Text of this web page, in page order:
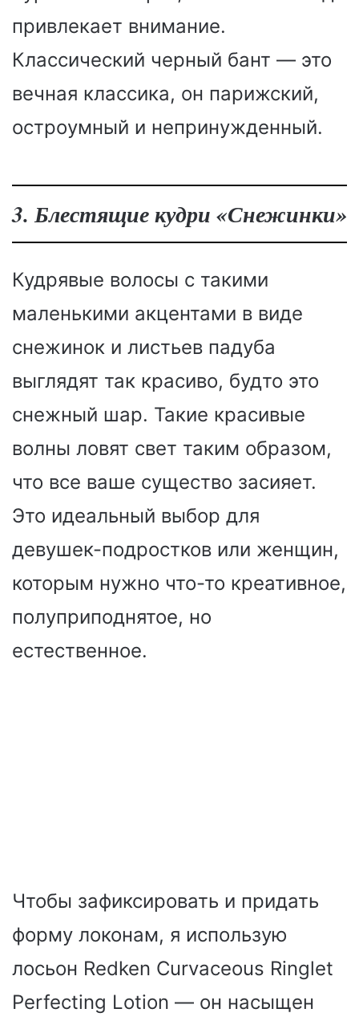
привлекает внимание.
Классический черный бант — это
вечная классика, он парижский,
остроумный и непринужденный.
3. Блестящие кудри «Снежинки»
Кудрявые волосы с такими
маленькими акцентами в виде
снежинок и листьев падуба
выглядят так красиво, будто это
снежный шар. Такие красивые
волны ловят свет таким образом,
что все ваше существо засияет.
Это идеальный выбор для
девушек-подростков или женщин,
которым нужно что-то креативное,
полуприподнятое, но
естественное.
Чтобы зафиксировать и придать
форму локонам, я использую
лосьон Redken Curvaceous Ringlet
Perfecting Lotion — он насыщен